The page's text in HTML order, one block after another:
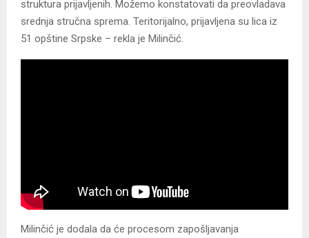
struktura prijavljenih. Možemo konstatovati da preovladava
srednja stručna sprema. Teritorijalno, prijavljena su lica iz
51 opštine Srpske – rekla je Milinčić.
Milinčić je dodala da će procesom zapošljavanja